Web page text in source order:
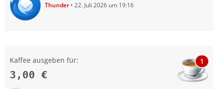
Thunder 22. Juli 2026 um 19:16
Kaffee ausgeben für:
3,00 €
1